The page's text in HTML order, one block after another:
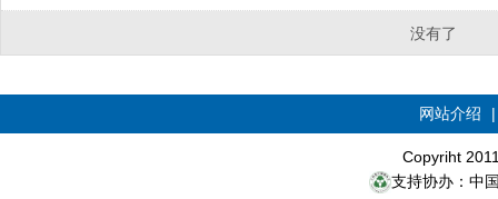
没有了
网站介绍
Copyriht
支持协办：中